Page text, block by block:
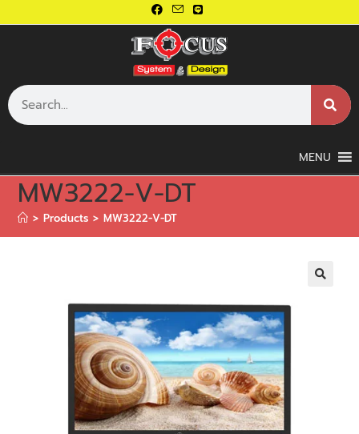
MENU
MW3222-V-DT
> Products > MW3222-V-DT